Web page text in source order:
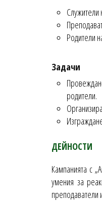
Служители
Родители
Задачи
родители.
ДЕЙНОСТИ
Кампанията с
умения за
преподаватели